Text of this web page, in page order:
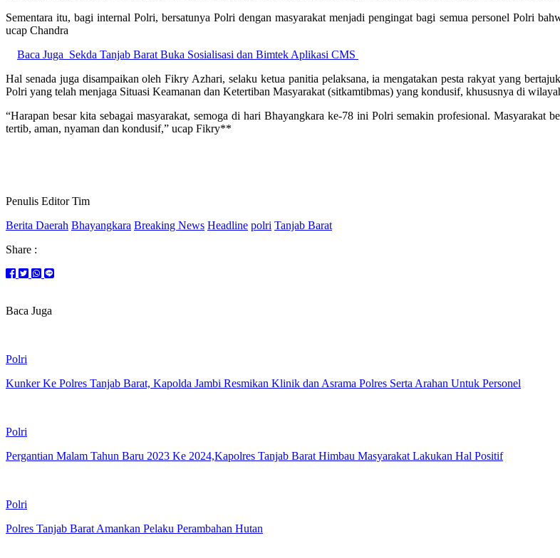
Sementara itu, bagi internal Polri, bersatunya Polri dengan masyarakat menjadi pengingat bagi semua personel Polri
ucap Chandra
Baca Juga Sekda Tanjab Barat Buka Sosialisasi dan Bimtek Aplikasi CMS
Hal senada juga disampaikan oleh Fikry Azhari, selaku ketua panitia pelaksana, ia mengatakan pesta rakyat yang
Polri yang telah menjaga Situasi Keamanan dan Ketertiban Masyarakat (sitkamtibmas) yang kondusif, khususnya di
“Harapan besar kita sebagai masyarakat, semoga di hari Bhayangkara ke-78 ini Polri semakin profesional. Masyarakat
tertib, aman, nyaman dan kondusif,” ucap Fikry**
Penulis Editor Tim
Berita Daerah Bhayangkara Breaking News Headline polri Tanjab Barat
Share :
Baca Juga
Polri
Kunker Ke Polres Tanjab Barat, Kapolda Jambi Resmikan Klinik dan Asrama Polres Serta Arahan Untuk Personel
Polri
Pergantian Malam Tahun Baru 2023 Ke 2024,Kapolres Tanjab Barat Himbau Masyarakat Lakukan Hal Positif
Polri
Polres Tanjab Barat Amankan Pelaku Perambahan Hutan